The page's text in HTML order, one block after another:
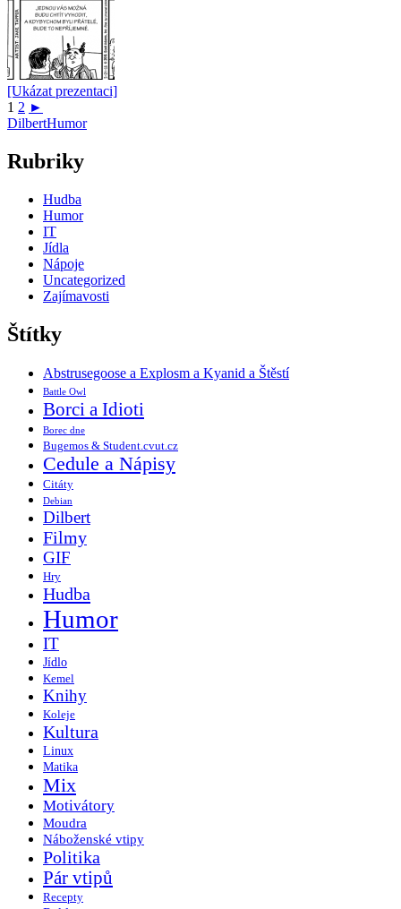
[Ukázat prezentaci]
1 2 ►
DilbertHumor
Rubriky
Hudba
Humor
IT
Jídla
Nápoje
Uncategorized
Zajímavosti
Štítky
Abstrusegoose a Explosm a Kyanid a Štěstí
Battle Owl
Borci a Idioti
Borec dne
Bugemos & Student.cvut.cz
Cedule a Nápisy
Citáty
Debian
Dilbert
Filmy
GIF
Hry
Hudba
Humor
IT
Jídlo
Kemel
Knihy
Koleje
Kultura
Linux
Matika
Mix
Motivátory
Moudra
Náboženské vtipy
Politika
Pár vtipů
Recepty